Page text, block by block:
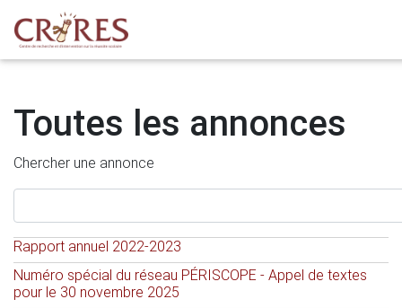
Toutes les annonces
Chercher une annonce
Rapport annuel 2022-2023
Numéro spécial du réseau PÉRISCOPE - Appel de textes
pour le 30 novembre 2025